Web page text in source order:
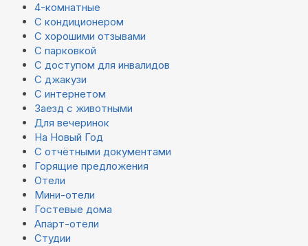
4-комнатные
С кондиционером
С хорошими отзывами
С парковкой
С доступом для инвалидов
С джакузи
С интернетом
Заезд с животными
Для вечеринок
На Новый Год
С отчётными документами
Горящие предложения
Отели
Мини-отели
Гостевые дома
Апарт-отели
Студии